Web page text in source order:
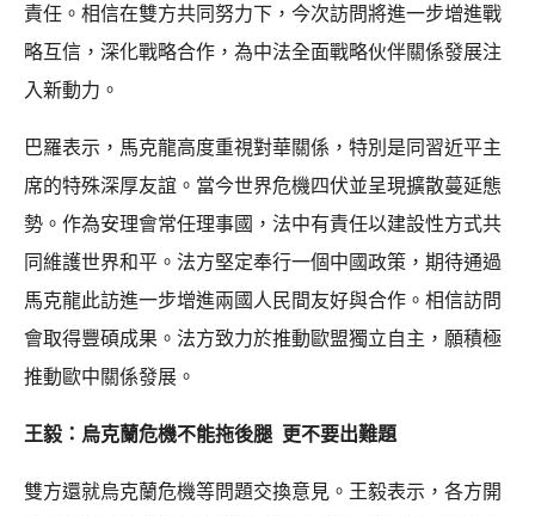
責任。相信在雙方共同努力下，今次訪問將進一步增進戰
略互信，深化戰略合作，為中法全面戰略伙伴關係發展注
入新動力。
巴羅表示，馬克龍高度重視對華關係，特別是同習近平主
席的特殊深厚友誼。當今世界危機四伏並呈現擴散蔓延態
勢。作為安理會常任理事國，法中有責任以建設性方式共
同維護世界和平。法方堅定奉行一個中國政策，期待通過
馬克龍此訪進一步增進兩國人民間友好與合作。相信訪問
會取得豐碩成果。法方致力於推動歐盟獨立自主，願積極
推動歐中關係發展。
王毅：烏克蘭危機不能拖後腿 更不要出難題
雙方還就烏克蘭危機等問題交換意見。王毅表示，各方開